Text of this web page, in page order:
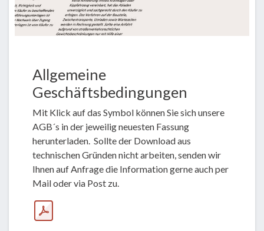
Allgemeine
Geschäftsbedingungen
Mit Klick auf das Symbol können Sie sich unsere
AGB´s in der jeweilig neuesten Fassung
herunterladen. Sollte der Download aus
technischen Gründen nicht arbeiten, senden wir
Ihnen auf Anfrage die Information gerne auch per
Mail oder via Post zu.